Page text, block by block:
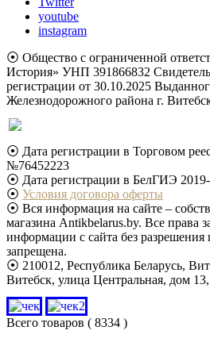
youtube
instagram
⦿ Общество с ограниченной
История» УНП 391866832
регистрации от 30.10.2025
Железнодорожного района г.
⦿ Дата регистрации в Торговом
№76452223
⦿ Дата регистрации в БелГИЭ
⦿ Условия договора оферты
⦿ Вся информация на сайте –
магазина Antikbelarus.by. Все
информации с сайта без разрешения
запрещена.
⦿ 210012, Республика Беларусь,
Витебск, улица Центральная, дом
Всего товаров ( 8334 )